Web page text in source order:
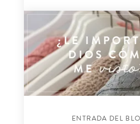
ENTRADA DEL